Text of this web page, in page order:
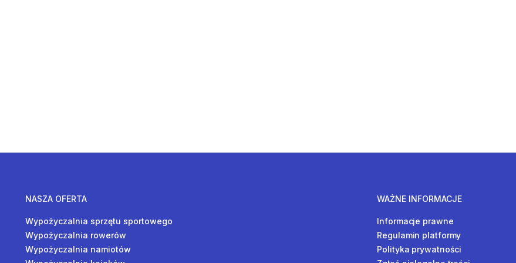
NASZA OFERTA
Wypożyczalnia sprzętu sportowego
Wypożyczalnia rowerów
Wypożyczalnia namiotów
WAŻNE INFORMACJE
Informacje prawne
Regulamin platformy
Polityka prywatności